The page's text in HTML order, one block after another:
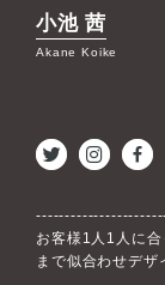
小池 茜
Akane Koike
お客様1人1人に
まで似合わせデザ